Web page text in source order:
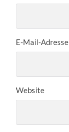
E-Mail-Adresse
Website